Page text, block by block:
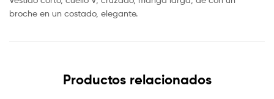
broche en un costado, elegante.
Productos relacionados